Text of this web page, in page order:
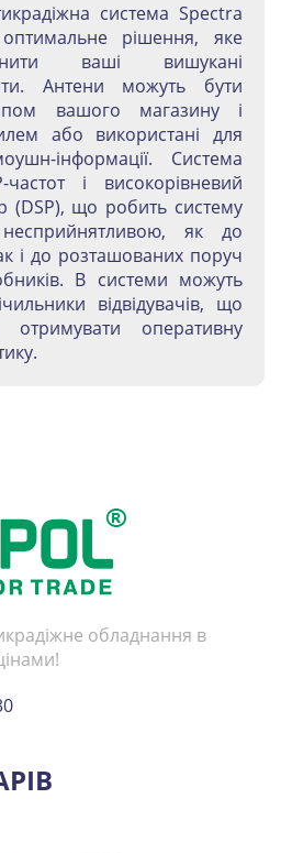
система Spectra
рішення, яке
ваші вишукані
Антени можуть бути
вашого магазину і
або використані для
інформації. Система
частот і високорівневий
(DSP), що робить систему
несприйнятливою, як до
і до розташованих поруч
В системи можуть
відвідувачів, що
отримувати оперативну
обладнання в